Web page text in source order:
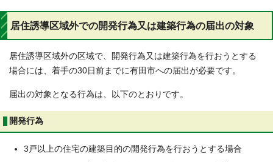
居住誘導区域外での開発行為又は建築行為の届出の対象
居住誘導区域外の区域で、開発行為又は建築行為を行おうとする
場合には、着手の30日前までに有田市への届出が必要です。
届出の対象となる行為は、以下のとおりです。
開発行為
3戸以上の住宅の建築目的の開発行為を行おうとする場合